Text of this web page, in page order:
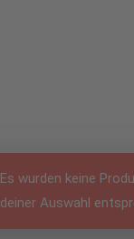
Es wurden keine
deiner Auswahl